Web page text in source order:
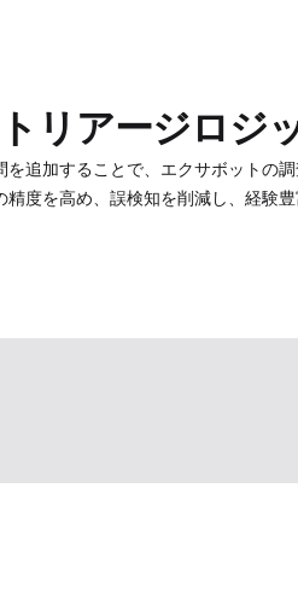
リアージロジ
追加することで、エクサボットの
度を高め、誤検知を削減し、経験